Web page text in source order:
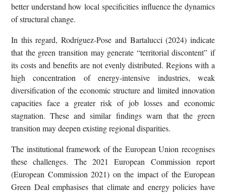
better understand how local specificities influence the dynamics
of structural change.
In this regard, Rodríguez-Pose and Bartalucci (2024) indicate
that the green transition may generate “territorial discontent” if
its costs and benefits are not evenly distributed. Regions with a
high concentration of energy-intensive industries, weak
diversification of the economic structure and limited innovation
capacities face a greater risk of job losses and economic
stagnation. These and similar findings warn that the green
transition may deepen existing regional disparities.
The institutional framework of the European Union recognises
these challenges. The 2021 European Commission report
(European Commission 2021) on the impact of the European
Green Deal emphasises that climate and energy policies have